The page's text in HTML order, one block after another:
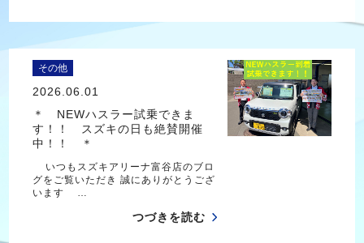
その他
2026.06.01
＊ NEWハスラー試乗できま
す！！ スズキの日も絶賛開催
中！！ ＊
いつもスズキアリーナ富谷店のブロ
グをご覧いただき 誠にありがとうござ
います …
つづきを読む